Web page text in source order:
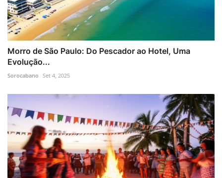
Morro de São Paulo: Do Pescador ao Hotel, Uma
Evolução...
Sorocabano Set 4, 2025